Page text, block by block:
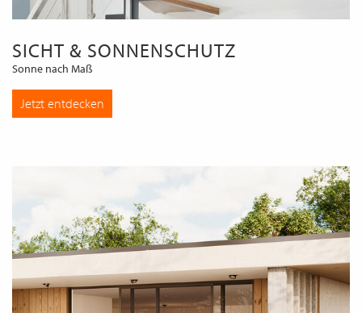
SICHT & SONNENSCHUTZ
Sonne nach Maß
Jetzt entdecken